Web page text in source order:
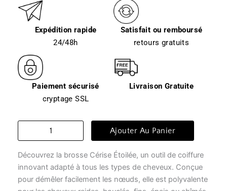
client
Expédition rapide
24/48h
Satisfait ou remboursé
retours gratuits
Paiement sécurisé
cryptage SSL
Livraison Gratuite
quantité
à
cheveux
cérise
Ajouter Au Panier
Découvrez la brosse Cérise Étoilée, un outil de coiffure
innovant adapté à tous les types de cheveux. Conçue
pour démêler facilement les nœuds, elle est polyvalente